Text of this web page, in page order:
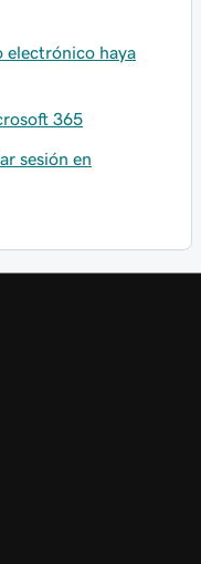
electrónico haya
365
sesión en